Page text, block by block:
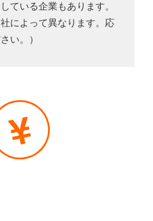
ている企業もあります。
によって異なります。応
い。）